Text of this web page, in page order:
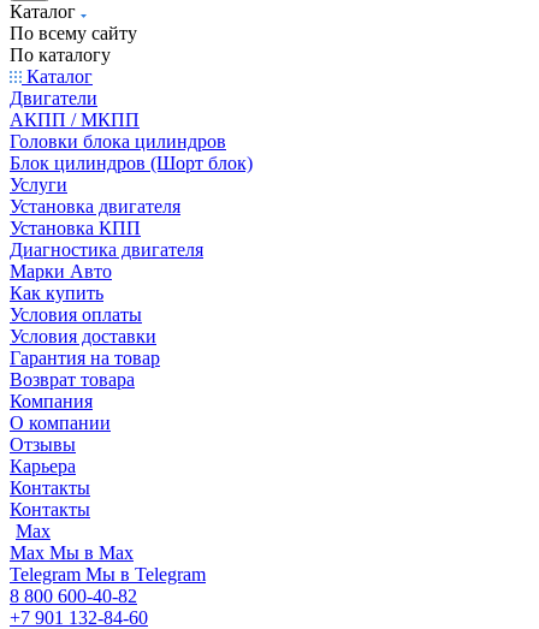
Каталог
По всему сайту
По каталогу
Каталог
Двигатели
АКПП / МКПП
Головки блока цилиндров
Блок цилиндров (Шорт блок)
Услуги
Установка двигателя
Установка КПП
Диагностика двигателя
Марки Авто
Как купить
Условия оплаты
Условия доставки
Гарантия на товар
Возврат товара
Компания
О компании
Отзывы
Карьера
Контакты
Контакты
Max
Max Мы в Max
Telegram Мы в Telegram
8 800 600-40-82
+7 901 132-84-60